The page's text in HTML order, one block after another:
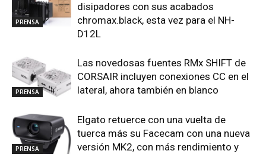
PRENSA
disipadores con sus acabados
chromax.black, esta vez para el NH-
D12L
PRENSA
Las novedosas fuentes RMx SHIFT de
CORSAIR incluyen conexiones CC en el
lateral, ahora también en blanco
PRENSA
Elgato retuerce con una vuelta de
tuerca más su Facecam con una nueva
versión MK2, con más rendimiento y